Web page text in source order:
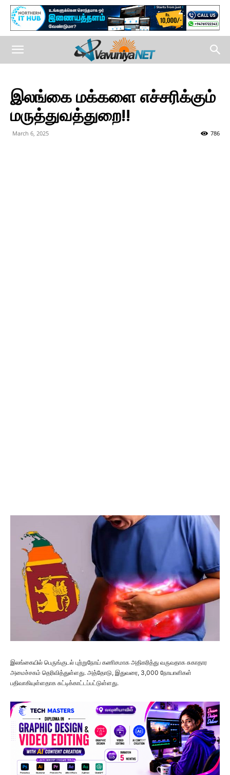
இலங்கை மக்களை எச்சரிக்கும்
மருத்துவத்துறை!!
March 6, 2025 786
இலங்கையில் பெருங்குடல் புற்றுநோய் கணிசமாக அதிகரித்து வருவதாக சுகாதார
அமைச்சகம் தெரிவித்துள்ளது. அத்தோடு, இதுவரை, 3,000 நோயாளிகள்
பதிவாகியுள்ளதாக சுட்டிக்காட்டப்பட்டுள்ளது.